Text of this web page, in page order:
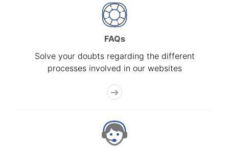
FAQs
Solve your doubts regarding the different
processes involved in our websites